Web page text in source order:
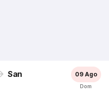
San 09 Ago
Dom